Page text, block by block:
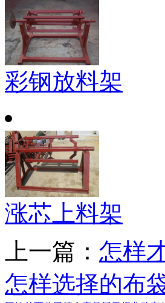
彩钢放料架
涨芯上料架
上一篇： 怎样
怎样选择的布